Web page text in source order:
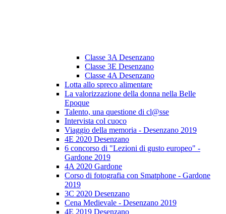
Classe 3A Desenzano
Classe 3E Desenzano
Classe 4A Desenzano
Lotta allo spreco alimentare
La valorizzazione della donna nella Belle
Epoque
Talento, una questione di cl@sse
Intervista col cuoco
Viaggio della memoria - Desenzano 2019
4E 2020 Desenzano
6 concorso di "Lezioni di gusto europeo" -
Gardone 2019
4A 2020 Gardone
Corso di fotografia con Smatphone - Gardone
2019
3C 2020 Desenzano
Cena Medievale - Desenzano 2019
4E 2019 Desenzano